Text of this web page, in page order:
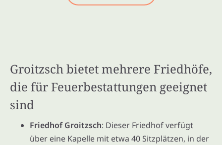
Groitzsch bietet mehrere Friedhöfe,
die für Feuerbestattungen geeignet
sind
Friedhof Groitzsch: Dieser Friedhof verfügt
über eine Kapelle mit etwa 40 Sitzplätzen, in der